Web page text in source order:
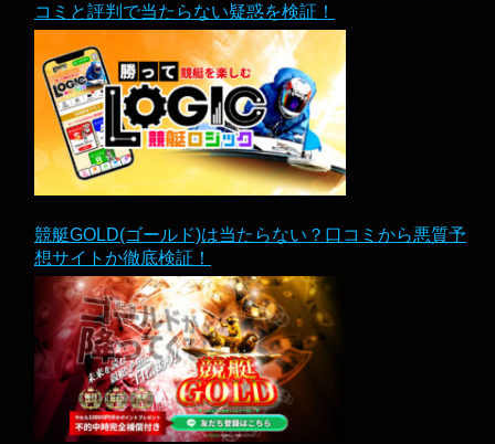
コミと評判で当たらない疑惑を検証！
競艇GOLD(ゴールド)は当たらない？口コミから悪質予
想サイトか徹底検証！